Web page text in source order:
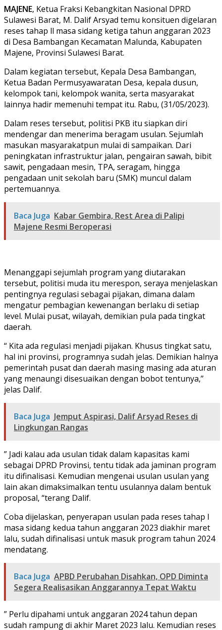
MAJENE, Ketua Fraksi Kebangkitan Nasional DPRD
Sulawesi Barat, M. Dalif Arsyad temu konsituen digelaran
reses tahap ll masa sidang ketiga tahun anggaran 2023
di Desa Bambangan Kecamatan Malunda, Kabupaten
Majene, Provinsi Sulawesi Barat.
Dalam kegiatan tersebut, Kepala Desa Bambangan,
Ketua Badan Permusyawaratan Desa, kepala dusun,
kelompok tani, kelompok wanita, serta masyarakat
lainnya hadir memenuhi tempat itu. Rabu, (31/05/2023).
Dalam reses tersebut, politisi PKB itu siapkan diri
mendengar dan menerima beragam usulan. Sejumlah
masukan masyarakatpun mulai di sampaikan. Dari
peningkatan infrastruktur jalan, pengairan sawah, bibit
sawit, pengadaan mesin, TPA, seragam, hingga
pengadaan unit sekolah baru (SMK) muncul dalam
pertemuannya.
Baca Juga Kabar Gembira, Rest Area di Palipi
Majene Resmi Beroperasi
Menanggapi sejumlah program yang diutarakan
tersebut, politisi muda itu merespon, seraya menjelaskan
pentingnya regulasi sebagai pijakan, dimana dalam
mengatur pembagian kewenangan berlaku di setiap
level. Mulai pusat, wilayah, demikian pula pada tingkat
daerah.
“ Kita ada regulasi menjadi pijakan. Khusus tingkat satu,
hal ini provinsi, programnya sudah jelas. Demikian halnya
pemerintah pusat dan daerah masing masing ada aturan
yang menaungi disesuaikan dengan bobot tentunya,”
jelas Dalif.
Baca Juga Jemput Aspirasi, Dalif Arsyad Reses di
Lingkungan Rangas
” Jadi kalau ada usulan tidak dalam kapasitas kami
sebagai DPRD Provinsi, tentu tidak ada jaminan program
itu difinalisasi. Kemudian mengenai usulan usulan yang
lain akan dimaksimalkan tentu usulannya dalam bentuk
proposal, “terang Dalif.
Coba dijelaskan, penyerapan usulan pada reses tahap l
masa sidang kedua tahun anggaran 2023 diakhir maret
lalu, sudah difinalisasi untuk masuk program tahun 2024
mendatang.
Baca Juga APBD Perubahan Disahkan, OPD Diminta
Segera Realisasikan Anggarannya Tepat Waktu
” Perlu dipahami untuk anggaran 2024 tahun depan
sudah rampung di akhir Maret 2023 lalu. Kemudian reses